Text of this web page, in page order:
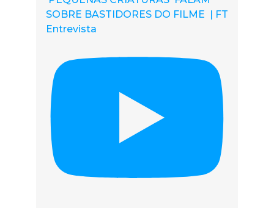
SOBRE BASTIDORES DO FILME | FT
Entrevista